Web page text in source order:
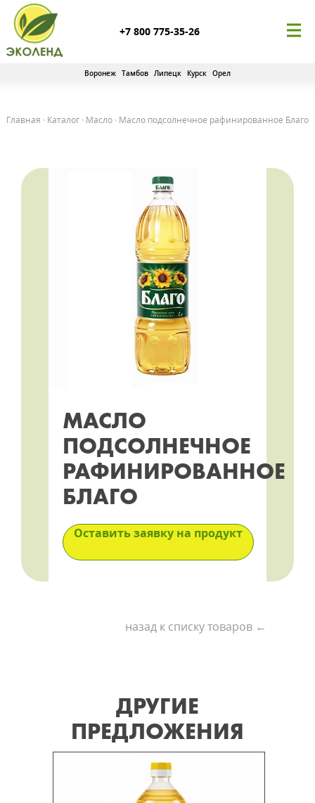
+7 800 775-35-26
Воронеж Тамбов Липецк Курск Орел
Главная · Каталог · Масло · Масло подсолнечное рафинированное Благо
МАСЛО
ПОДСОЛНЕЧНОЕ
РАФИНИРОВАННОЕ
БЛАГО
Оставить заявку на продукт
назад к списку товаров ←
ДРУГИЕ
ПРЕДЛОЖЕНИЯ